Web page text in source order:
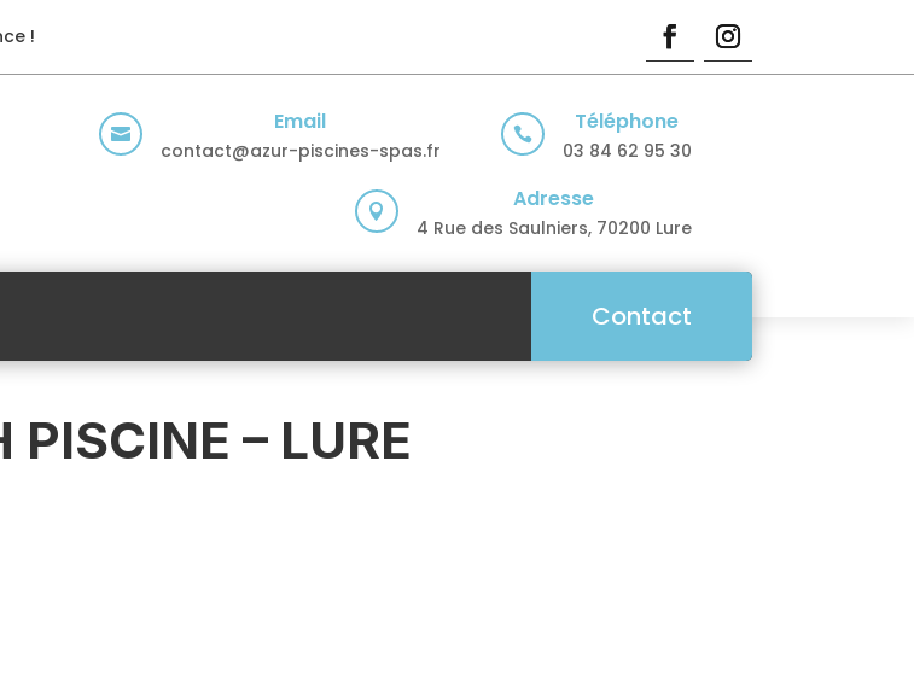
!
 Email
contact@azur-piscines-spas.fr
 Téléphone
03 84 62 95 30
 Adresse
4 Rue des Saulniers, 70200 Lure
Contact
PISCINE – LURE